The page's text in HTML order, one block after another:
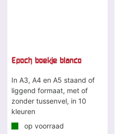
Epoch boekje blanco
In A3, A4 en A5 staand of
liggend formaat, met of
zonder tussenvel, in 10
kleuren
op voorraad